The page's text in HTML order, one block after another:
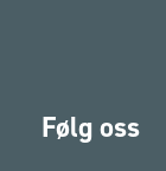
Følg oss